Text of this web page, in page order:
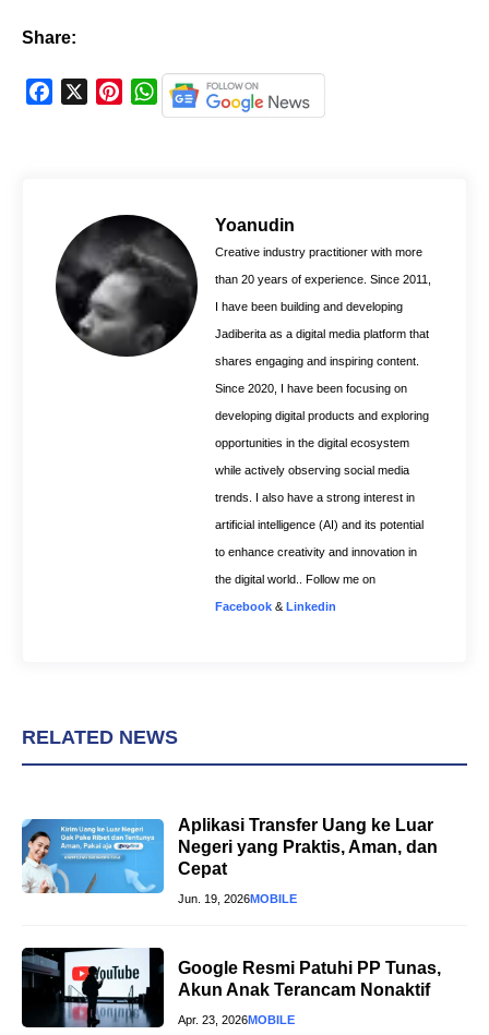
Share:
k
e
s
t
W
h
A
p
Yoanudin
Creative industry practitioner with more
than 20 years of experience. Since 2011,
I have been building and developing
Jadiberita as a digital media platform that
shares engaging and inspiring content.
Since 2020, I have been focusing on
developing digital products and exploring
opportunities in the digital ecosystem
while actively observing social media
trends. I also have a strong interest in
artificial intelligence (AI) and its potential
to enhance creativity and innovation in
the digital world.. Follow me on
Facebook & Linkedin
RELATED NEWS
Aplikasi Transfer Uang ke Luar
Negeri yang Praktis, Aman, dan
Cepat
Jun. 19, 2026MOBILE
Google Resmi Patuhi PP Tunas,
Akun Anak Terancam Nonaktif
Apr. 23, 2026MOBILE